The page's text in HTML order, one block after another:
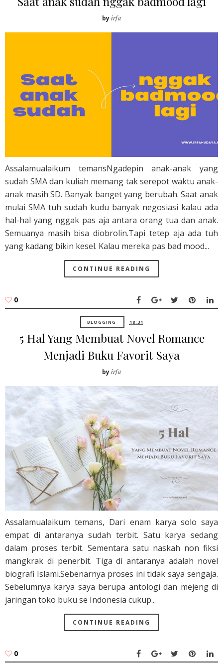
byirfa
Assalamualaikum temansNgadepin anak-anak yang
sudah SMA dan kuliah memang tak serepot waktu anak-
anak masih SD. Banyak banget yang berubah. Saat anak
mulai SMA tuh sudah kudu banyak negosiasi kalau ada
hal-hal yang nggak pas aja antara orang tua dan anak.
Semuanya masih bisa diobrolin.Tapi tetep aja ada tuh
yang kadang bikin kesel. Kalau mereka pas bad mood...
CONTINUE READING
0
BLOGGING 18.31
5 Hal Yang Membuat Novel Romance
Menjadi Buku Favorit Saya
byirfa
Assalamualaikum temans, Dari enam karya solo saya
empat di antaranya sudah terbit. Satu karya sedang
dalam proses terbit. Sementara satu naskah non fiksi
mangkrak di penerbit. Tiga di antaranya adalah novel
biografi Islami.Sebenarnya proses ini tidak saya sengaja.
Sebelumnya karya saya berupa antologi dan mejeng di
jaringan toko buku se Indonesia cukup...
CONTINUE READING
0